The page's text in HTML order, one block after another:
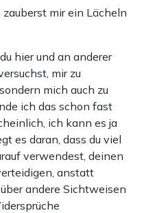
zauberst mir ein Lächeln
hier und an anderer
mir zu
mich auch zu
ich das schon fast
ich kann es ja
es daran, dass du viel
verwendest, deinen
anstatt
andere Sichtweisen